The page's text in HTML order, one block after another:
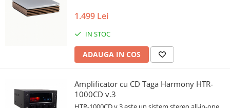
1.499 Lei
IN STOC
ADAUGA IN COS
Amplificator cu CD Taga Harmony HTR-
1000CD v.3